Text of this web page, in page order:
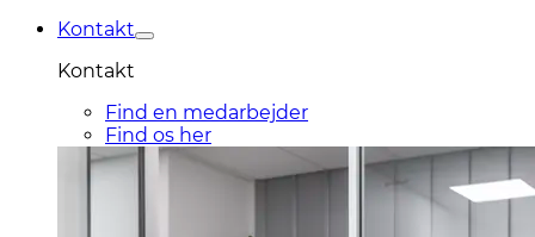
Kontakt
Kontakt
Find en medarbejder
Find os her